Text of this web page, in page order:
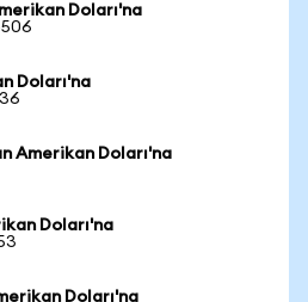
Doları'na
Doları'na
Amerikan Doları'na
Doları'na
Doları'na